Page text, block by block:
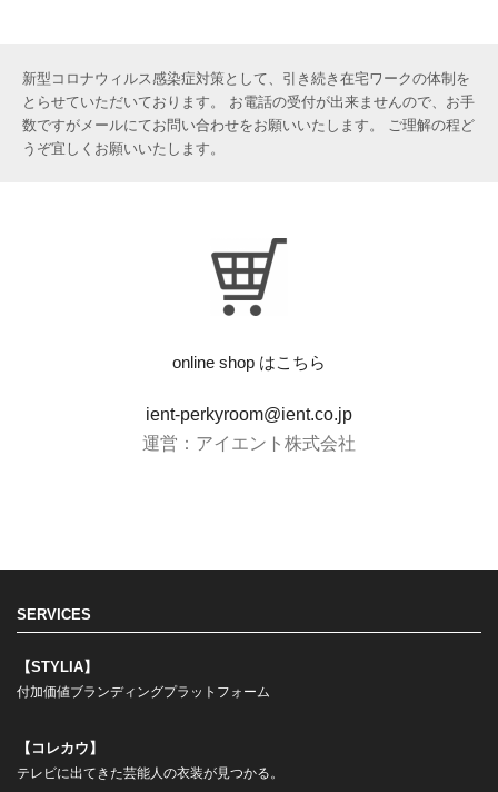
新型コロナウィルス感染症対策として、引き続き在宅ワークの体制を
とらせていただいております。 お電話の受付が出来ませんので、お手
数ですがメールにてお問い合わせをお願いいたします。 ご理解の程ど
うぞ宜しくお願いいたします。
online shop はこちら
ient-perkyroom@ient.co.jp
運営：アイエント株式会社
SERVICES
【STYLIA】
付加価値ブランディングプラットフォーム
【コレカウ】
テレビに出てきた芸能人の衣装が見つかる。